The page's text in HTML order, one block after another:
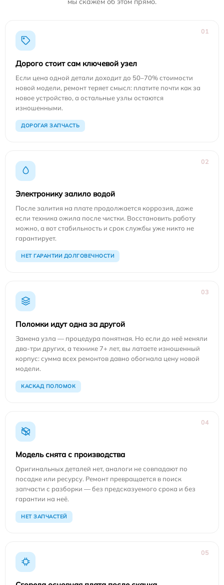
01
Дорого стоит сам ключевой узел
Если цена одной детали доходит до 50–70% стоимости
новой модели, ремонт теряет смысл: платите почти как за
новое устройство, а остальные узлы остаются
изношенными.
ДОРОГАЯ ЗАПЧАСТЬ
02
Электронику залило водой
После залития на плате продолжается коррозия, даже
если техника ожила после чистки. Восстановить работу
можно, а вот стабильность и срок службы уже никто не
гарантирует.
НЕТ ГАРАНТИИ ДОЛГОВЕЧНОСТИ
03
Поломки идут одна за другой
Замена узла — процедура понятная. Но если до неё меняли
два-три других, а технике 7+ лет, вы латаете изношенный
корпус: сумма всех ремонтов давно обогнала цену новой
модели.
КАСКАД ПОЛОМОК
04
Модель снята с производства
Оригинальных деталей нет, аналоги не совпадают по
посадке или ресурсу. Ремонт превращается в поиск
запчасти с разборки — без предсказуемого срока и без
гарантии на неё.
НЕТ ЗАПЧАСТЕЙ
05